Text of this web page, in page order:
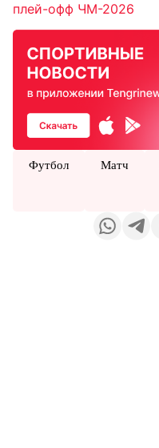
плей-офф ЧМ-2026
Футбол Матч